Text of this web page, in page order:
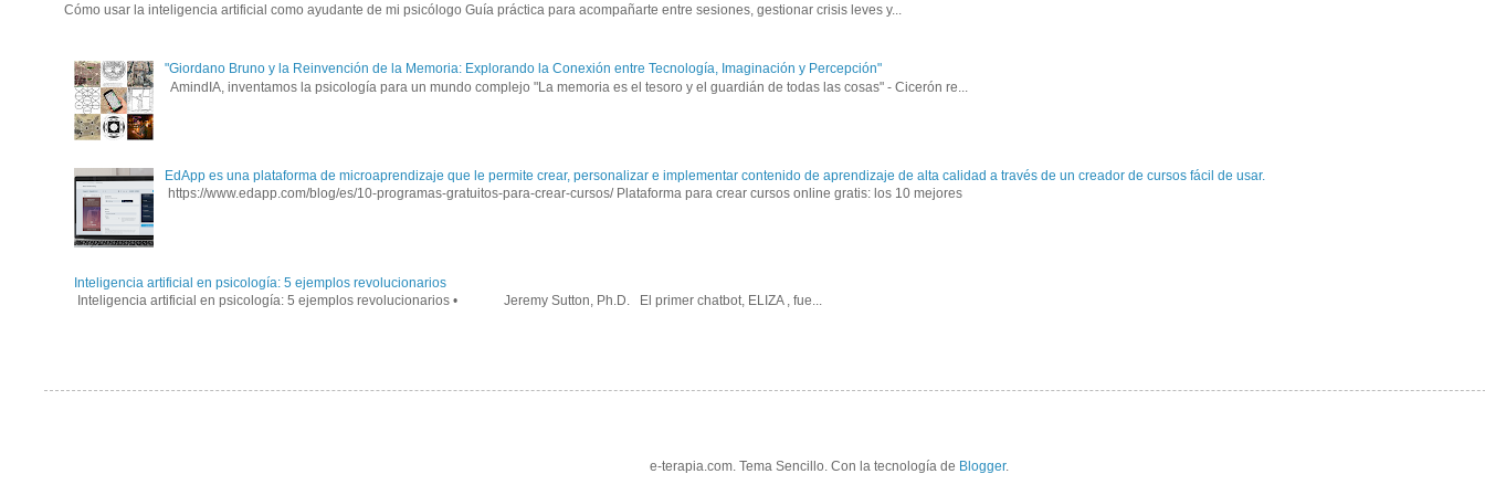
Cómo usar la inteligencia artificial como ayudante de mi psicólogo Guía práctica para acompañarte entre sesiones, gestionar crisis leves y...
"Giordano Bruno y la Reinvención de la Memoria: Explorando la Conexión entre Tecnología, Imaginación y Percepción"
AmindIA, inventamos la psicología para un mundo complejo "La memoria es el tesoro y el guardián de todas las cosas" - Cicerón re...
EdApp es una plataforma de microaprendizaje que le permite crear, personalizar e implementar contenido de aprendizaje de alta calidad a través de un creador de cursos fácil de usar.
https://www.edapp.com/blog/es/10-programas-gratuitos-para-crear-cursos/ Plataforma para crear cursos online gratis: los 10 mejores
Inteligencia artificial en psicología: 5 ejemplos revolucionarios
Inteligencia artificial en psicología: 5 ejemplos revolucionarios • Jeremy Sutton, Ph.D. El primer chatbot, ELIZA , fue...
e-terapia.com. Tema Sencillo. Con la tecnología de Blogger.